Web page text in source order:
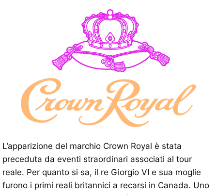
L’apparizione del marchio Crown Royal è stata
preceduta da eventi straordinari associati al tour
reale. Per quanto si sa, il re Giorgio VI e sua moglie
furono i primi reali britannici a recarsi in Canada. Uno